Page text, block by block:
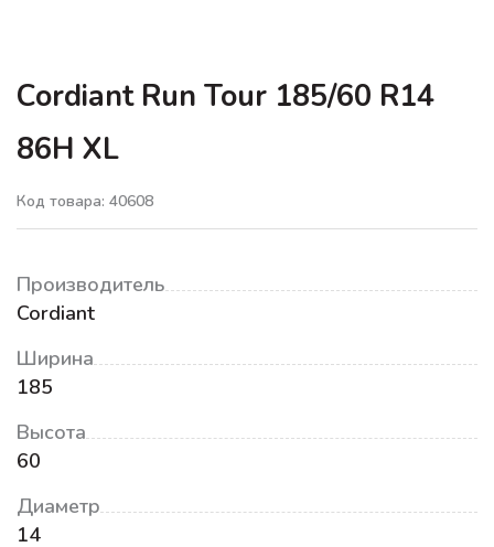
Cordiant Run Tour 185/60 R14
86H XL
Код товара: 40608
Производитель
Cordiant
Ширина
185
Высота
60
Диаметр
14